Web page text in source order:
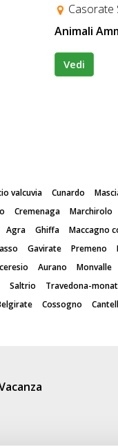
Casorate
Animali
Vedi
valcuvia Cunardo
Cremenaga Marchirolo
Agra Ghiffa Maccagno
Gavirate Premeno
Aurano Monvalle
Saltrio Travedona-
Cossogno